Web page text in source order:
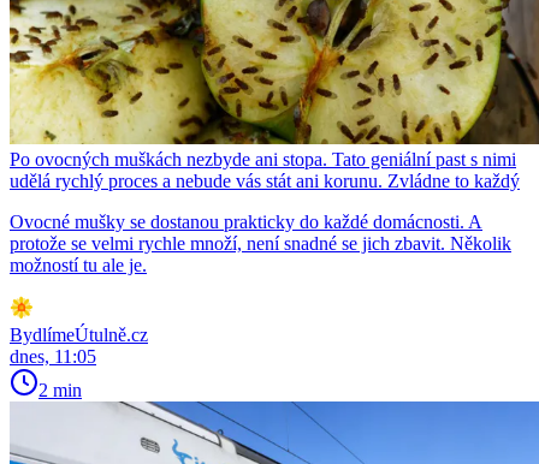
Po ovocných muškách nezbyde ani stopa. Tato geniální past s nimi
udělá rychlý proces a nebude vás stát ani korunu. Zvládne to každý
Ovocné mušky se dostanou prakticky do každé domácnosti. A
protože se velmi rychle množí, není snadné se jich zbavit. Několik
možností tu ale je.
BydlímeÚtulně.cz
dnes, 11:05
2 min